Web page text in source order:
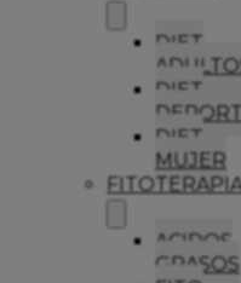
DIET
DIET
DIET
MUJER
ACIDOS
GRASOS